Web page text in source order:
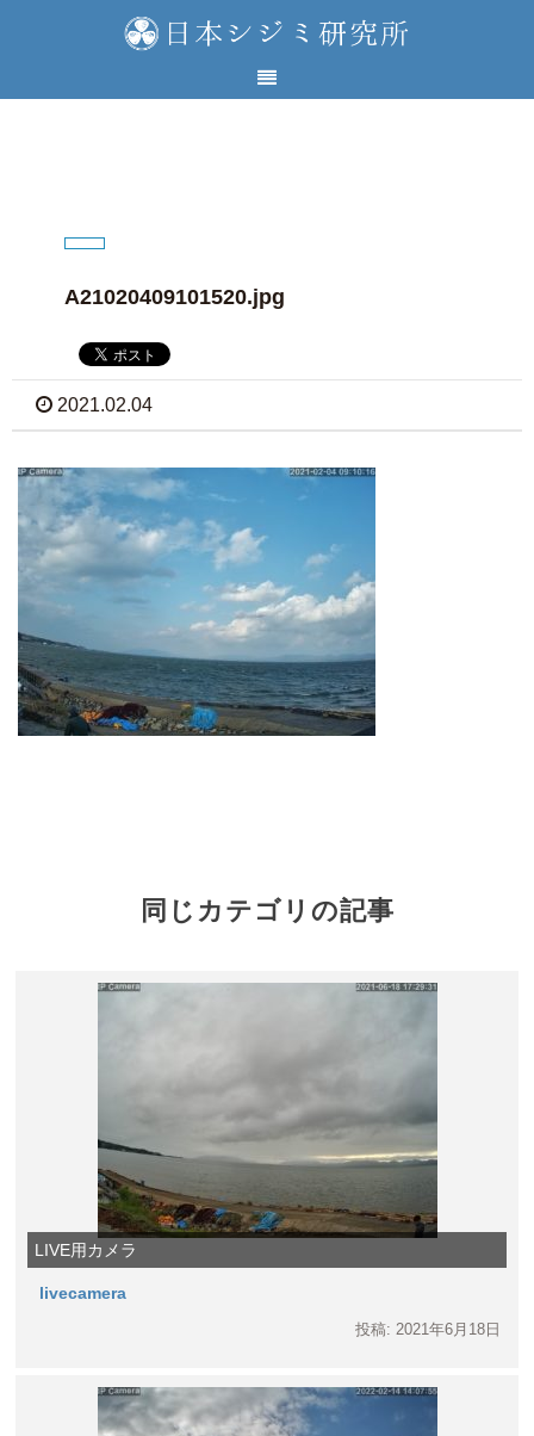
A21020409101520.jpg
2021.02.04
同じカテゴリの記事
LIVE用カメラ
livecamera
投稿: 2021年6月18日